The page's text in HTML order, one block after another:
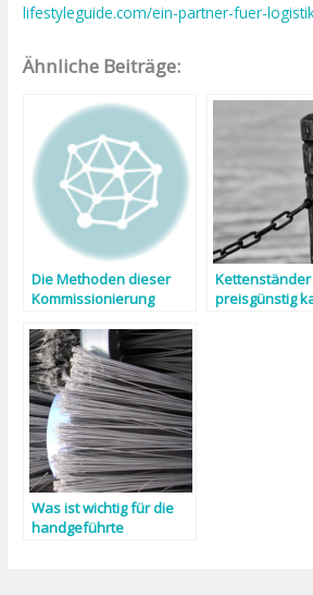
lifestyleguide.com/ein-partner-fuer-
Ähnliche Beiträge:
Die Methoden dieser
Kommissionierung
nach einem
Wareneinsatz
Kettenständer
preisgünstig
Was ist wichtig für die
handgeführte